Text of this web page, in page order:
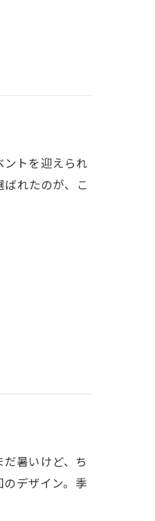
トを迎えられ
れたのが、こ
暑いけど、ち
デザイン。季